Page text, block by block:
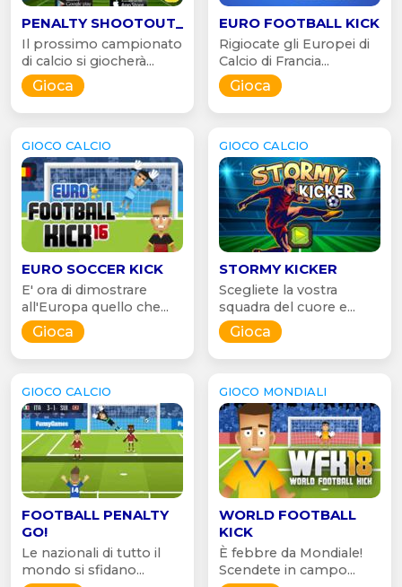
PENALTY SHOOTOUT_
Il prossimo campionato
di calcio si giocherà...
Gioca
EURO FOOTBALL KICK
Rigiocate gli Europei di
Calcio di Francia...
Gioca
GIOCO CALCIO
EURO SOCCER KICK
E' ora di dimostrare
all'Europa quello che...
Gioca
GIOCO CALCIO
STORMY KICKER
Scegliete la vostra
squadra del cuore e...
Gioca
GIOCO CALCIO
FOOTBALL PENALTY
GO!
Le nazionali di tutto il
mondo si sfidano...
GIOCO MONDIALI
WORLD FOOTBALL
KICK
È febbre da Mondiale!
Scendete in campo...